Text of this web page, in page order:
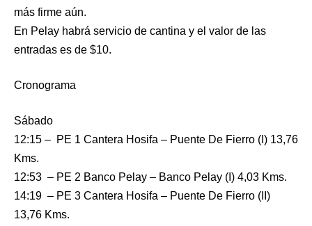
más firme aún.
En Pelay habrá servicio de cantina y el valor de las
entradas es de $10.
Cronograma
Sábado
12:15 – PE 1 Cantera Hosifa – Puente De Fierro (I) 13,76
Kms.
12:53 – PE 2 Banco Pelay – Banco Pelay (I) 4,03 Kms.
14:19 – PE 3 Cantera Hosifa – Puente De Fierro (II)
13,76 Kms.